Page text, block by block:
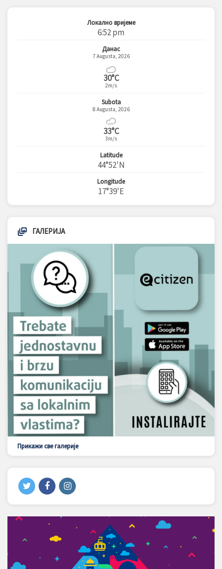
Локално вријеме
6:52 pm
Данас
7 Augusta, 2026
30°C
2m/s
Subota
8 Augusta, 2026
33°C
3m/s
Latitude
44°52'N
Longitude
17°39'E
ГАЛЕРИЈА
Прикажи све галерије